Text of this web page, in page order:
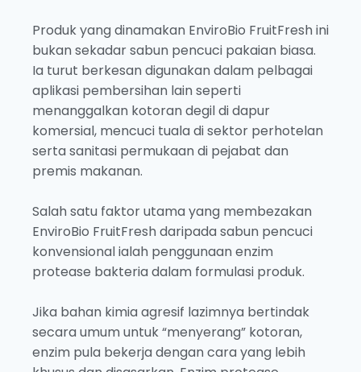
Produk yang dinamakan EnviroBio FruitFresh ini
bukan sekadar sabun pencuci pakaian biasa.
Ia turut berkesan digunakan dalam pelbagai
aplikasi pembersihan lain seperti
menanggalkan kotoran degil di dapur
komersial, mencuci tuala di sektor perhotelan
serta sanitasi permukaan di pejabat dan
premis makanan.
Salah satu faktor utama yang membezakan
EnviroBio FruitFresh daripada sabun pencuci
konvensional ialah penggunaan enzim
protease bakteria dalam formulasi produk.
Jika bahan kimia agresif lazimnya bertindak
secara umum untuk “menyerang” kotoran,
enzim pula bekerja dengan cara yang lebih